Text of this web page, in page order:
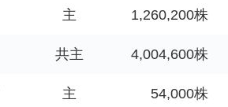
主 1,260,200株
共主 4,004,600株
主 54,000株